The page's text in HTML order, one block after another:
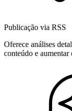
Publicação via RSS
Oferece análises
conteúdo e